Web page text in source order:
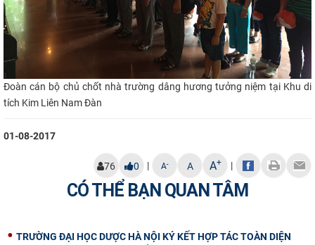
Đoàn cán bộ chủ chốt nhà trường dâng hương tưởng niệm tại Khu di
tích Kim Liên Nam Đàn
01-08-2017
76 0 | A- A A+ |
CÓ THỂ BẠN QUAN TÂM
TRƯỜNG ĐẠI HỌC DƯỢC HÀ NỘI KÝ KẾT HỢP TÁC TOÀN DIỆN